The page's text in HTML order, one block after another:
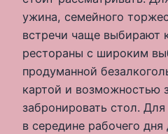
ужина, семейного
встречи чаще выбирают
рестораны с широким
продуманной
картой и возможностью
забронировать стол.
в середине рабочего дня